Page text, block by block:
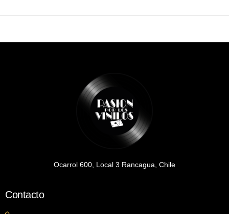
Ocarrol 600, Local 3 Rancagua, Chile
Contacto